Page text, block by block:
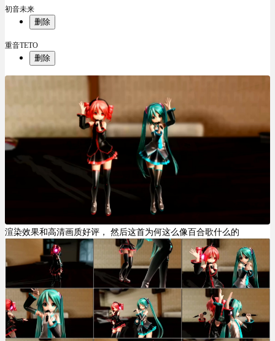
初音未来
删除
重音TETO
删除
渲染效果和高清画质好评， 然后这首为何这么像百合歌什么的